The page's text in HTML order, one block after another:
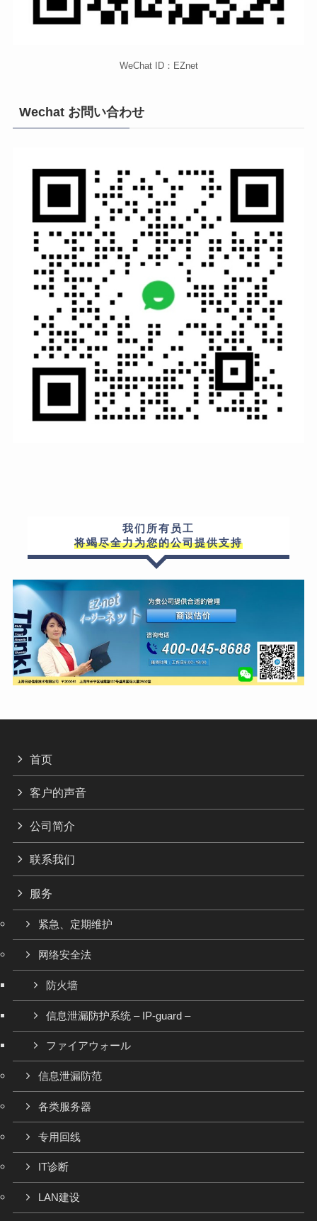
WeChat ID：EZnet
Wechat お問い合わせ
我们所有员工
将竭尽全力为您的公司提供支持
首页
客户的声音
公司简介
联系我们
服务
紧急、定期维护
网络安全法
防火墙
信息泄漏防护系统 – IP-guard –
ファイアウォール
信息泄漏防范
各类服务器
专用回线
IT诊断
LAN建设